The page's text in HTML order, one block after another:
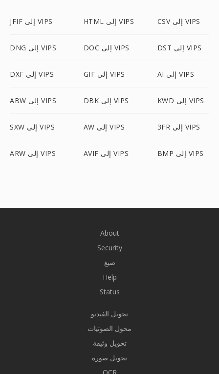
JFIF إلى VIPS HTML إلى VIPS CSV إلى VIPS
DNG إلى VIPS DOC إلى VIPS DST إلى VIPS
DXF إلى VIPS GIF إلى VIPS AI إلى VIPS
ABW إلى VIPS DBK إلى VIPS KWD إلى VIPS
SXW إلى VIPS AW إلى VIPS 3FR إلى VIPS
ARW إلى VIPS AVIF إلى VIPS BMP إلى VIPS
About
Security
صيغ
Help
Status
تحويل الفيديو
محول الصوتيات
تحويل وثيقة
تحويل صورة